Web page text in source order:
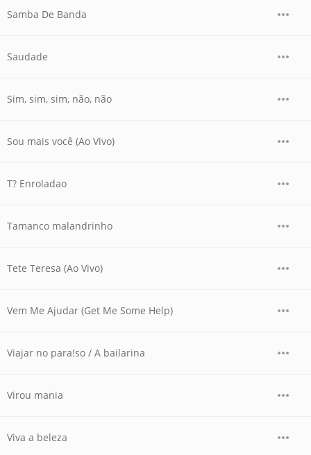
Samba De Banda
Saudade
Sim, sim, sim, não, não
Sou mais você (Ao Vivo)
T? Enroladao
Tamanco malandrinho
Tete Teresa (Ao Vivo)
Vem Me Ajudar (Get Me Some Help)
Viajar no para!so / A bailarina
Virou mania
Viva a beleza